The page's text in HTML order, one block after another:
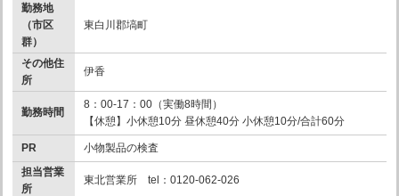
勤務地
（市区
群）
東白川郡塙町
その他住
所
伊香
勤務時間
8：00-17：00（実働8時間）
【休憩】小休憩10分 昼休憩40分 小休憩10分/合計60分
PR
小物製品の検査
担当営業
所
東北営業所 tel：0120-062-026